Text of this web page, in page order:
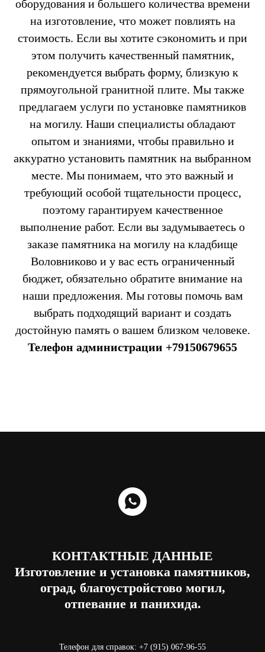
оборудования и большего количества времени
на изготовление, что может повлиять на
стоимость. Если вы хотите сэкономить и при
этом получить качественный памятник,
рекомендуется выбрать форму, близкую к
прямоугольной гранитной плите. Мы также
предлагаем услуги по установке памятников
на могилу. Наши специалисты обладают
опытом и знаниями, чтобы правильно и
аккуратно установить памятник на выбранном
месте. Мы понимаем, что это важный и
требующий особой тщательности процесс,
поэтому гарантируем качественное
выполнение работ. Если вы задумываетесь о
заказе памятника на могилу на кладбище
Воловниково и у вас есть ограниченный
бюджет, обязательно обратите внимание на
наши предложения. Мы готовы помочь вам
выбрать подходящий вариант и создать
достойную память о вашем близком человеке.
Телефон администрации +79150679655
КОНТАКТНЫЕ ДАННЫЕ
Изготовление и установка памятников,
оград, благоустройстово могил,
отпевание и панихида.
Телефон для справок: +7 (915) 067-96-55